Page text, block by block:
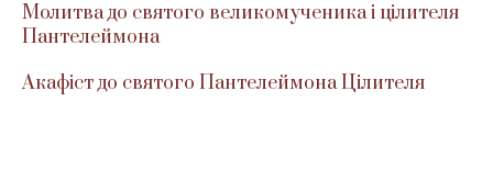
Молитва до святого великомученика і цілителя
Пантелеймона
Акафіст до святого Пантелеймона Цілителя